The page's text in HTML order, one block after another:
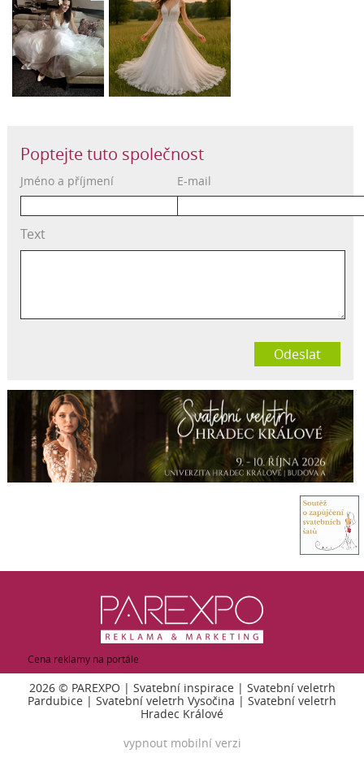
Poptejte tuto společnost
Jméno a příjmení E-mail
Text
Odeslat
Cena reklamy na portále
2026 © PAREXPO | Svatební inspirace| Svatební veletrh
Pardubice | Svatební veletrh Vysočina | Svatební veletrh
Hradec Králové
vypnout mobilní verzi